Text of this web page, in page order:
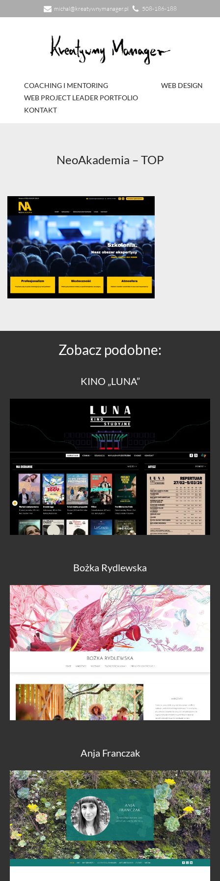
michal@kreatywnymanager.pl 508-186-188
COACHING I MENTORING
WEB DESIGN
WEB PROJECT LEADER PORTFOLIO
KONTAKT
NeoAkademia – TOP
Zobacz podobne:
KINO „LUNA”
Bożka Rydlewska
Anja Franczak